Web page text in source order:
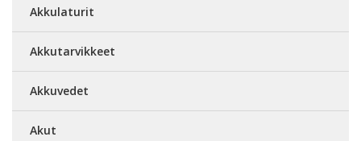
Akkulaturit
Akkutarvikkeet
Akkuvedet
Akut